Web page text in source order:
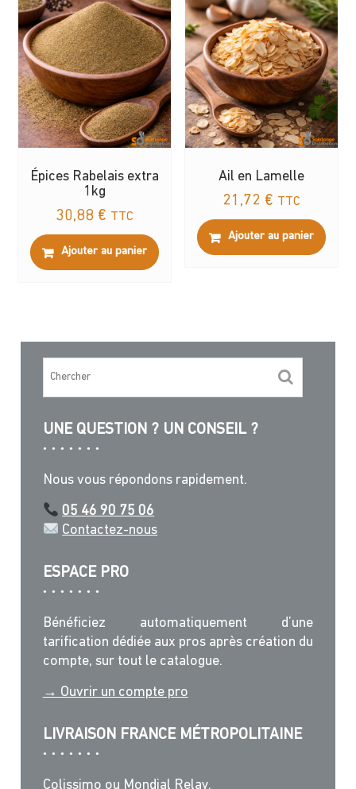
Épices Rabelais extra
1kg
30,88 € TTC
Ajouter au panier
Ail en Lamelle
21,72 € TTC
Ajouter au panier
UNE QUESTION ? UN CONSEIL ?
Nous vous répondons rapidement.
05 46 90 75 06
Contactez-nous
ESPACE PRO
Bénéficiez automatiquement d’une
tarification dédiée aux pros après création du
compte, sur tout le catalogue.
→ Ouvrir un compte pro
LIVRAISON FRANCE MÉTROPOLITAINE
Colissimo ou Mondial Relay.